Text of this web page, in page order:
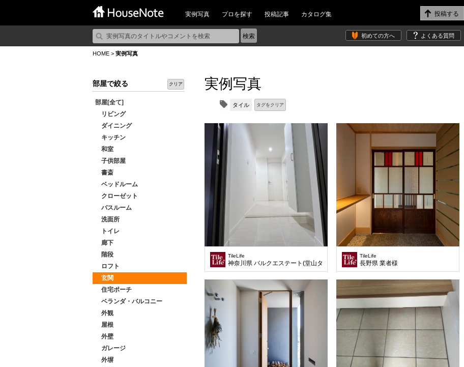
実例写真 プロを探す 投稿記事 カタログ集
初めての方へ よくある質問
HOME > 実例写真
部屋で絞る クリア
部屋[全て]
リビング
ダイニング
キッチン
和室
子供部屋
書斎
ベッドルーム
クローゼット
バスルーム
洗面所
トイレ
廊下
階段
ロフト
玄関
住宅ポーチ
ベランダ・バルコニー
外観
屋根
外壁
ガレージ
外塀
実例写真
タイル タグをクリア
TileLife
神奈川県 バルクエステート(堂山タイル)様
TileLife
長野県 業者様